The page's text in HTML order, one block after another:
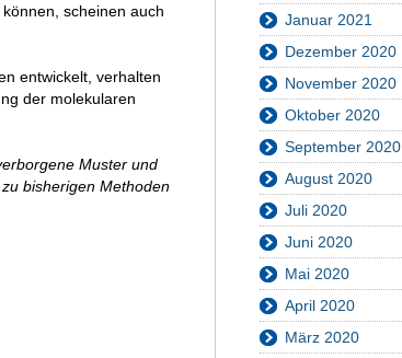
scheinen auch
entwickelt, verhalten
der molekularen
Muster und
bisherigen Methoden
Januar 2021
Dezember 2020
November 2020
Oktober 2020
September 2020
August 2020
Juli 2020
Juni 2020
Mai 2020
April 2020
März 2020